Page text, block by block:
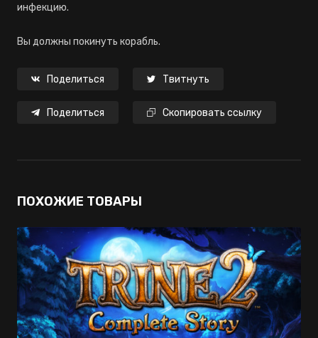
инфекцию.
Вы должны покинуть корабль.
Поделиться Твитнуть
Поделиться Скопировать ссылку
ПОХОЖИЕ ТОВАРЫ